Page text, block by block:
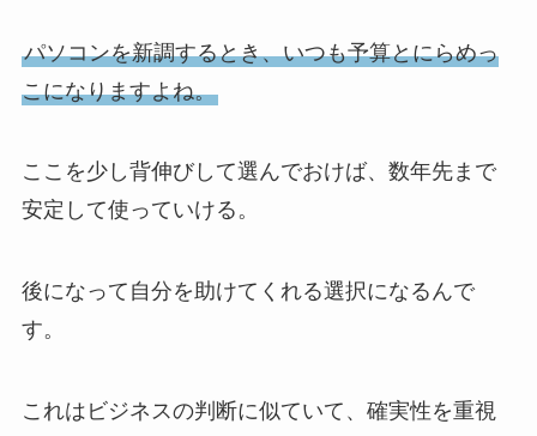
パソコンを新調するとき、いつも予算とにらめっ
こになりますよね。
ここを少し背伸びして選んでおけば、数年先まで
安定して使っていける。
後になって自分を助けてくれる選択になるんで
す。
これはビジネスの判断に似ていて、確実性を重視